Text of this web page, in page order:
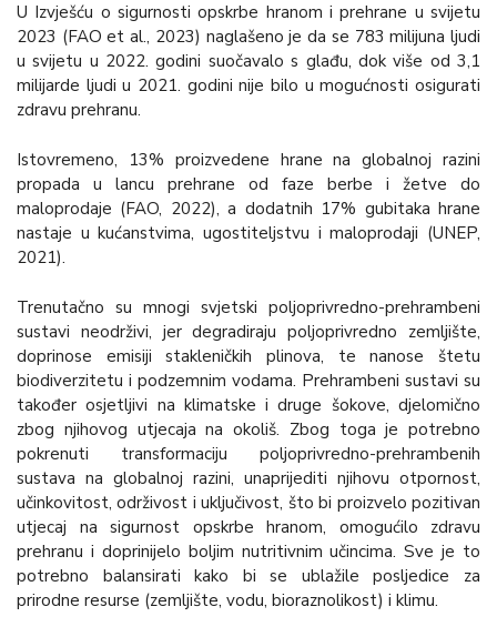
U Izvješću o sigurnosti opskrbe hranom i prehrane u svijetu
2023 (FAO et al., 2023) naglašeno je da se 783 milijuna ljudi
u svijetu u 2022. godini suočavalo s glađu, dok više od 3,1
milijarde ljudi u 2021. godini nije bilo u mogućnosti osigurati
zdravu prehranu.
Istovremeno, 13% proizvedene hrane na globalnoj razini
propada u lancu prehrane od faze berbe i žetve do
maloprodaje (FAO, 2022), a dodatnih 17% gubitaka hrane
nastaje u kućanstvima, ugostiteljstvu i maloprodaji (UNEP,
2021).
Trenutačno su mnogi svjetski poljoprivredno-prehrambeni
sustavi neodrživi, jer degradiraju poljoprivredno zemljište,
doprinose emisiji stakleničkih plinova, te nanose štetu
biodiverzitetu i podzemnim vodama. Prehrambeni sustavi su
također osjetljivi na klimatske i druge šokove, djelomično
zbog njihovog utjecaja na okoliš. Zbog toga je potrebno
pokrenuti transformaciju poljoprivredno-prehrambenih
sustava na globalnoj razini, unaprijediti njihovu otpornost,
učinkovitost, održivost i uključivost, što bi proizvelo pozitivan
utjecaj na sigurnost opskrbe hranom, omogućilo zdravu
prehranu i doprinijelo boljim nutritivnim učincima. Sve je to
potrebno balansirati kako bi se ublažile posljedice za
prirodne resurse (zemljište, vodu, bioraznolikost) i klimu.